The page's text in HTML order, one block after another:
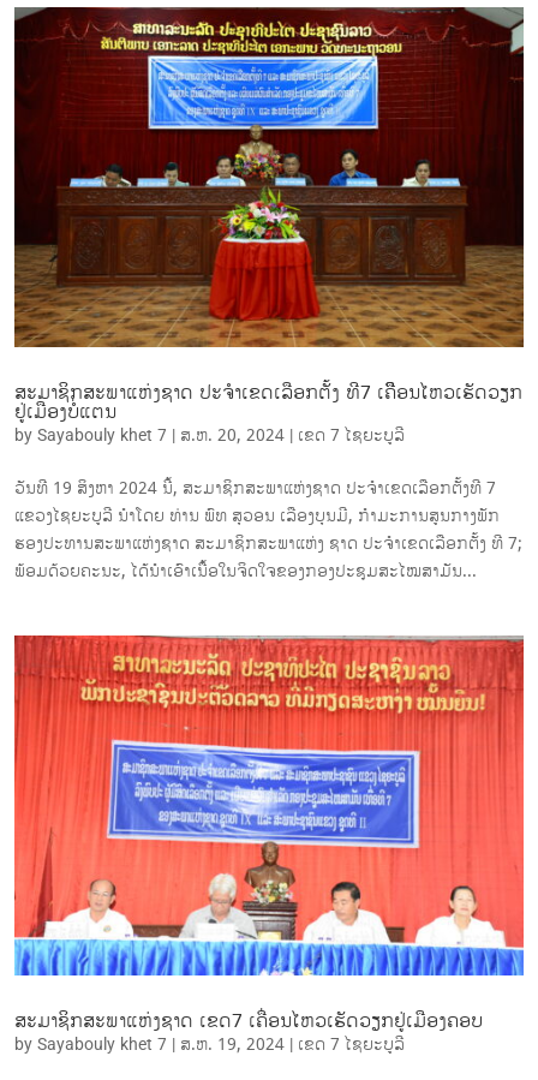
ສະມາຊິກສະພາແຫ່ງຊາດ ປະຈໍາເຂດເລືອກຕັ້ງ ທີ7 ເຄືີອນໄຫວເຮັດວຽກ
ຢູ່ເມືອງບໍ່ແຕນ
by Sayabouly khet 7 | ສ.ຫ. 20, 2024 | ເຂດ 7 ໄຊ​ຍະບູລີ
ວັນທີ 19 ສິງຫາ 2024 ນີ້, ສະມາຊິກສະພາແຫ່ງຊາດ ປະ​ຈຳ​ເຂດເລືອກຕັ້ງທີ 7
ແຂວງໄຊຍະບູລີ ນໍາໂດຍ ທ່ານ ​ພົທ ສຸວອນ ເລືອງບຸນມີ, ກໍາມະການສູນກາງພັກ
ຮອງປະທານສະພາແຫ່ງຊາດ ສະມາຊິກສະພາແຫ່ງ ຊາດ ປະ​ຈຳ​ເຂດເລືອກຕັ້ງ ທີ 7;
ພ້ອມດ້ວຍຄະນະ, ໄດ້ນຳ​ເອົາ​ເນື້ອ​ໃນ​ຈິດ​ໃຈຂອງກອງປະຊຸມສະ​ໄໝ​ສາ​ມັນ​...
ສະມາຊິກສະພາແຫ່ງຊາດ ເຂດ7 ເຄື່ອນໄຫວເຮັດວຽກຢູ່ເມືອງຄອບ
by Sayabouly khet 7 | ສ.ຫ. 19, 2024 | ເຂດ 7 ໄຊ​ຍະບູລີ